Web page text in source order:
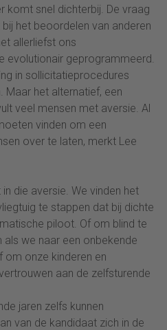
komt snel dichterbij. De vraag
het beoordelen van anderen
allerliefst ons
evolutionair geprogrammeerd.
in sollicitatieprocedures
Maar het alternatief, een
veel mensen met aversie. Al
vinden om een
over te laten, merkt Lee
die aversie. We vinden het
te stappen dat bij dichte
piloot. Of om blind te
we naar een onbekende
om onze kinderen en
aan de zelfsturende
jaren zelfs kunnen
van de kandidaat zich in de